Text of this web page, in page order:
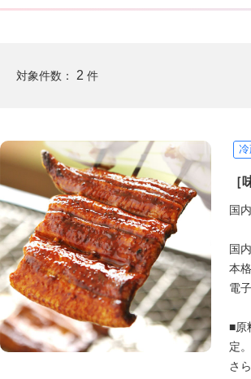
対象件数： 2 件
［
国
国
本
電
■原
定。
さ